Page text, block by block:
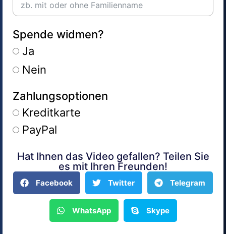
Spende widmen?
Ja
Nein
Zahlungsoptionen
Kreditkarte
PayPal
Alternative:
Hat Ihnen das Video gefallen? Teilen Sie
es mit Ihren Freunden!
Facebook Twitter Telegram
WhatsApp Skype